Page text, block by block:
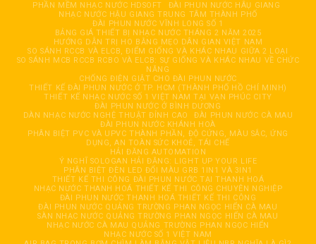
PHẦN MỀM NHẠC NƯỚC HDSOFT
ĐÀI PHUN NƯỚC HÂỤ GIANG
NHẠC NƯỚC HẬU GIANG TRUNG TÂM THÀNH PHỐ
ĐÀI PHUN NƯỚC VĨNH LONG SỐ 1
BẢNG GIÁ THIẾT BỊ NHẠC NƯỚC THÁNG 2 NĂM 2025
HƯỚNG DẪN TRỊ HO BẰNG MẸO DÂN GIAN VIỆT NAM
SO SÁNH RCCB VÀ ELCB, ĐIỂM GIỐNG VÀ KHÁC NHAU GIỮA 2 LOẠI
SO SÁNH MCB RCCB RCBO VÀ ELCB: SỰ GIỐNG VÀ KHÁC NHAU VỀ CHỨC
NĂNG
CHỐNG ĐIỆN GIẬT CHO ĐÀI PHUN NƯỚC
THIẾT KẾ ĐÀI PHUN NƯỚC Ở TP. HCM (THÀNH PHỐ HỒ CHÍ MINH)
THIẾT KẾ NHẠC NƯỚC SỐ 1 VIỆT NAM TẠI VẠN PHÚC CITY
ĐÀI PHUN NƯỚC Ở BÌNH DƯƠNG
DÀN NHẠC NƯỚC NGHỆ THUẬT ĐỈNH CAO
ĐÀI PHUN NƯỚC CÀ MAU
ĐÀI PHUN NƯỚC KHÁNH HOÀ
PHÂN BIỆT PVC VÀ UPVC THÀNH PHẦN, ĐỘ CỨNG, MÀU SẮC, ỨNG
DỤNG, AN TOÀN SỨC KHOẺ, TÁI CHẾ
HẢI ĐĂNG AUTOMATION
Ý NGHĨ SOLOGAN HẢI ĐĂNG: LIGHT UP YOUR LIFE
PHÂN BIỆT ĐÈN LED ĐỔI MÀU GRB 1IN1 VÀ 3IN1
THIẾT KẾ THI CÔNG ĐÀI PHUN NƯỚC TẠI THANH HOÁ
NHẠC NƯỚC THANH HOÁ THIẾT KẾ THI CÔNG CHUYÊN NGHIỆP
ĐÀI PHUN NƯỚC THANH HOÁ THIẾT KẾ THI CÔNG
ĐÀI PHUN NƯỚC QUẢNG TRƯỜNG PHAN NGỌC HIỂN CÀ MAU
SÀN NHẠC NƯỚC QUẢNG TRƯỜNG PHAN NGỌC HIỂN CÀ MAU
NHẠC NƯỚC CÀ MAU QUẢNG TRƯỜNG PHAN NGỌC HIỂN
NHẠC NƯỚC SỐ 1 VIỆT NAM